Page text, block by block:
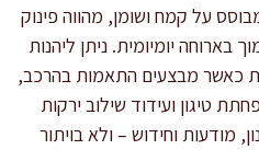
על קמח ושומן, מהווה פינוק
בארוחה יומיומית. ניתן ליהנות
כאשר מבצעים התאמות בהרכב,
טיגון ועידוד שילוב ירקות
מודעות וחידוש – ולא בויתור